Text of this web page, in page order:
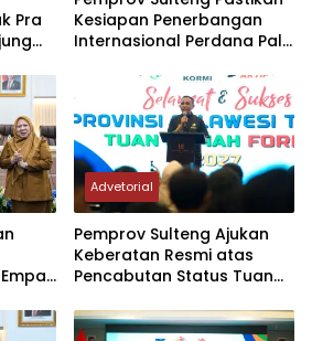
Pra
Kesiapan Penerbangan
Internasional Perdana Palu
Advetorial
Pemprov Sulteng Ajukan
Keberatan Resmi atas
Pencabutan Status Tuan
2027